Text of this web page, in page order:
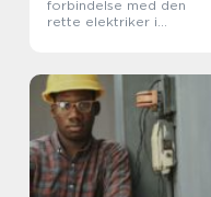
forbindelse med den
rette elektriker i